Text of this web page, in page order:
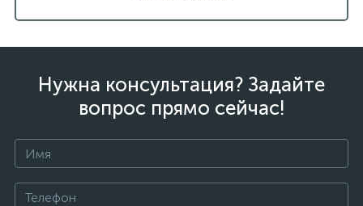
Нужна консультация? Задайте
вопрос прямо сейчас!